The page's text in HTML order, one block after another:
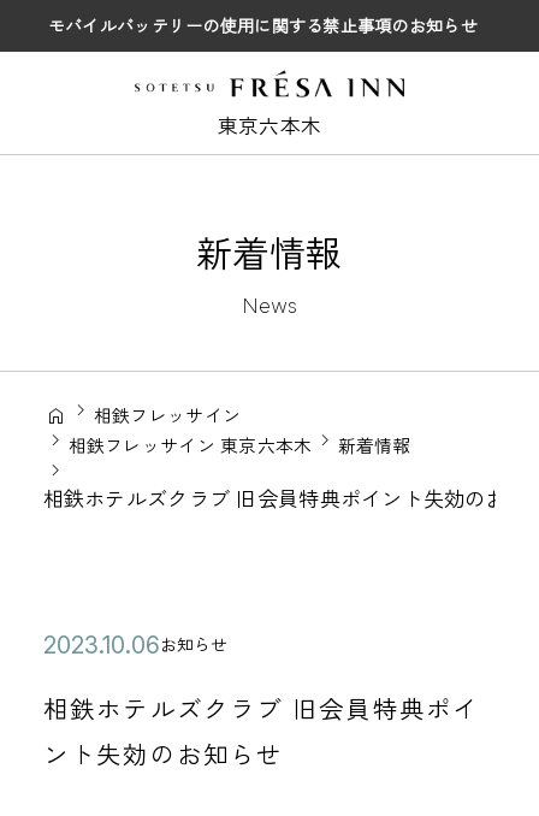
モバイルバッテリーの使用に関する禁止事項のお知らせ
東京六本木
新着情報
News
相鉄フレッサイン
相鉄フレッサイン 東京六本木
新着情報
相鉄ホテルズクラブ 旧会員特典ポイント失効のお知
相鉄ホテルズクラブ 旧会員特典ポイ
ント失効のお知らせ
公
日
2
2
3
カ
テ
ゴ
リ
お知らせ